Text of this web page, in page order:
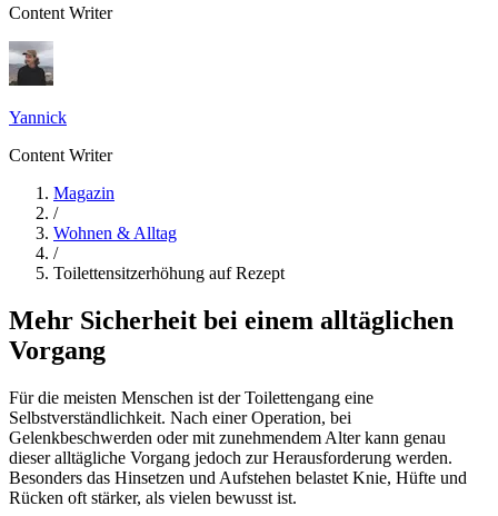
Content Writer
Yannick
Content Writer
Magazin
/
Wohnen & Alltag
/
Toilettensitzerhöhung auf Rezept
Mehr Sicherheit bei einem alltäglichen
Vorgang
Für die meisten Menschen ist der Toilettengang eine
Selbstverständlichkeit. Nach einer Operation, bei
Gelenkbeschwerden oder mit zunehmendem Alter kann genau
dieser alltägliche Vorgang jedoch zur Herausforderung werden.
Besonders das Hinsetzen und Aufstehen belastet Knie, Hüfte und
Rücken oft stärker, als vielen bewusst ist.